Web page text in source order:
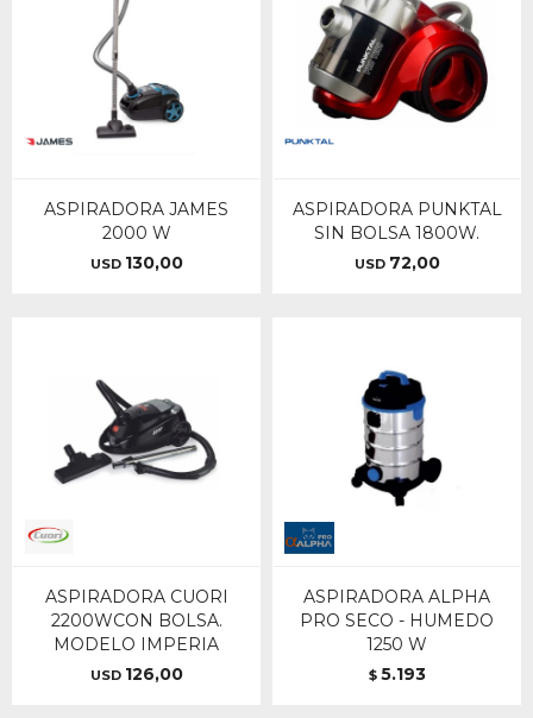
ASPIRADORA JAMES
2000 W
USD 130,00
ASPIRADORA PUNKTAL
SIN BOLSA 1800W.
USD 72,00
ASPIRADORA CUORI
2200WCON BOLSA.
MODELO IMPERIA
USD 126,00
ASPIRADORA ALPHA
PRO SECO - HUMEDO
1250 W
$ 5.193